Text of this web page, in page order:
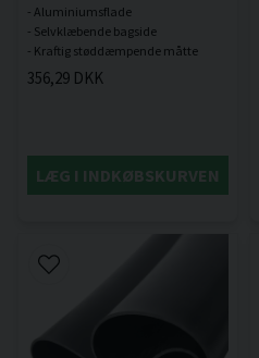
- Aluminiumsflade
- Selvklæbende bagside
356,29 DKK
LÆG I INDKØBSKURVEN